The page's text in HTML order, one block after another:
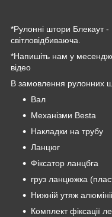
*Рулонні штори Блекаут
світловідбиваюча.
*Напишіть нам у
відео
В замовлення рулонних
Вал
Механізми Besta
Накладки на трубу
Ланцюг
Фіксатор ланцбга
груз ланцюжка
Нижній утяж
Комплект фіксації